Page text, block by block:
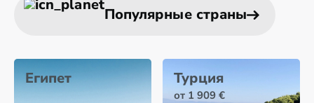
Популярные страны
Египет Турция
от 1 909 €